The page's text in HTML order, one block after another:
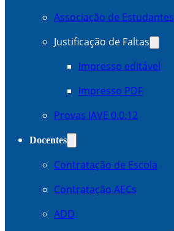
Associação de Estudantes
Justificação de Faltas
Impresso editável
Impresso PDF
Provas IAVE 0.0.12
Docentes
Contratação de Escola
Contratação AECs
ADD